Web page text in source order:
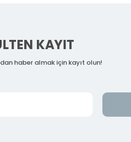
KAYIT
haber almak için kayıt olun!